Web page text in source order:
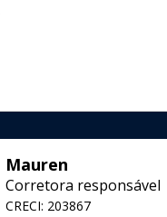
Mauren
Corretora responsável
CRECI: 203867